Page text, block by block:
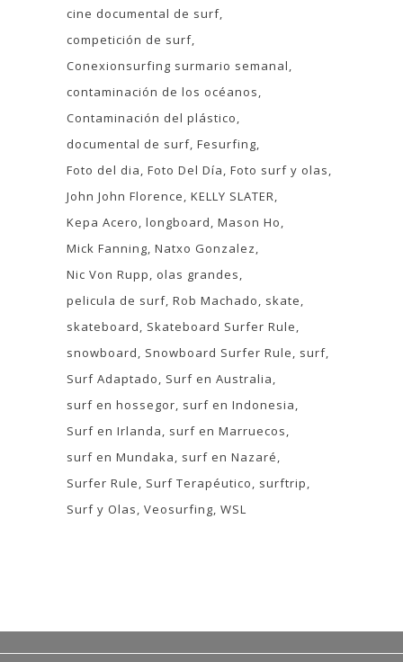
cine documental de surf
competición de surf
Conexionsurfing surmario semanal
contaminación de los océanos
Contaminación del plástico
documental de surf Fesurfing
Foto del dia Foto Del Día Foto surf y olas
John John Florence KELLY SLATER
Kepa Acero longboard Mason Ho
Mick Fanning Natxo Gonzalez
Nic Von Rupp
olas grandes
pelicula de surf Rob Machado
skate
skateboard
Skateboard Surfer Rule
snowboard
Snowboard Surfer Rule
surf
Surf Adaptado
Surf en Australia
surf en hossegor surf en Indonesia
Surf en Irlanda
surf en Marruecos
surf en Mundaka
surf en Nazaré
Surfer Rule
Surf Terapéutico
surftrip
Surf y Olas Veosurfing WSL